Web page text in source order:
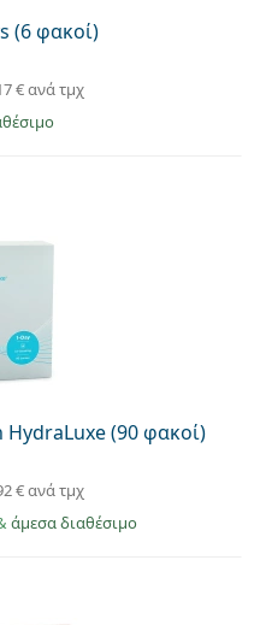
(6 φακοί)
€ανά τμχ
(90 φακοί)
€ανά τμχ
άμεσα διαθέσιμο